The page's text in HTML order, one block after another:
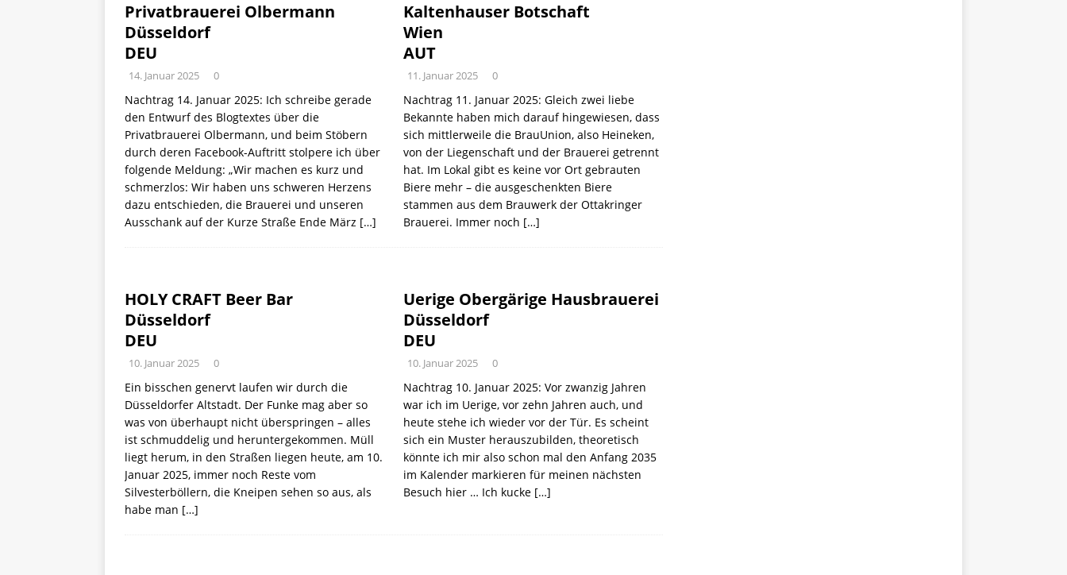
Privatbrauerei Olbermann
Düsseldorf
DEU
14. Januar 2025 0
Nachtrag 14. Januar 2025: Ich schreibe gerade
den Entwurf des Blogtextes über die
Privatbrauerei Olbermann, und beim Stöbern
durch deren Facebook-Auftritt stolpere ich über
folgende Meldung: „Wir machen es kurz und
schmerzlos: Wir haben uns schweren Herzens
dazu entschieden, die Brauerei und unseren
Ausschank auf der Kurze Straße Ende März […]
Kaltenhauser Botschaft
Wien
AUT
11. Januar 2025 0
Nachtrag 11. Januar 2025: Gleich zwei liebe
Bekannte haben mich darauf hingewiesen, dass
sich mittlerweile die BrauUnion, also Heineken,
von der Liegenschaft und der Brauerei getrennt
hat. Im Lokal gibt es keine vor Ort gebrauten
Biere mehr – die ausgeschenkten Biere
stammen aus dem Brauwerk der Ottakringer
Brauerei. Immer noch […]
HOLY CRAFT Beer Bar
Düsseldorf
DEU
10. Januar 2025 0
Ein bisschen genervt laufen wir durch die
Düsseldorfer Altstadt. Der Funke mag aber so
was von überhaupt nicht überspringen – alles
ist schmuddelig und heruntergekommen. Müll
liegt herum, in den Straßen liegen heute, am 10.
Januar 2025, immer noch Reste vom
Silvesterböllern, die Kneipen sehen so aus, als
habe man […]
Uerige Obergärige Hausbrauerei
Düsseldorf
DEU
10. Januar 2025 0
Nachtrag 10. Januar 2025: Vor zwanzig Jahren
war ich im Uerige, vor zehn Jahren auch, und
heute stehe ich wieder vor der Tür. Es scheint
sich ein Muster herauszubilden, theoretisch
könnte ich mir also schon mal den Anfang 2035
im Kalender markieren für meinen nächsten
Besuch hier … Ich kucke […]